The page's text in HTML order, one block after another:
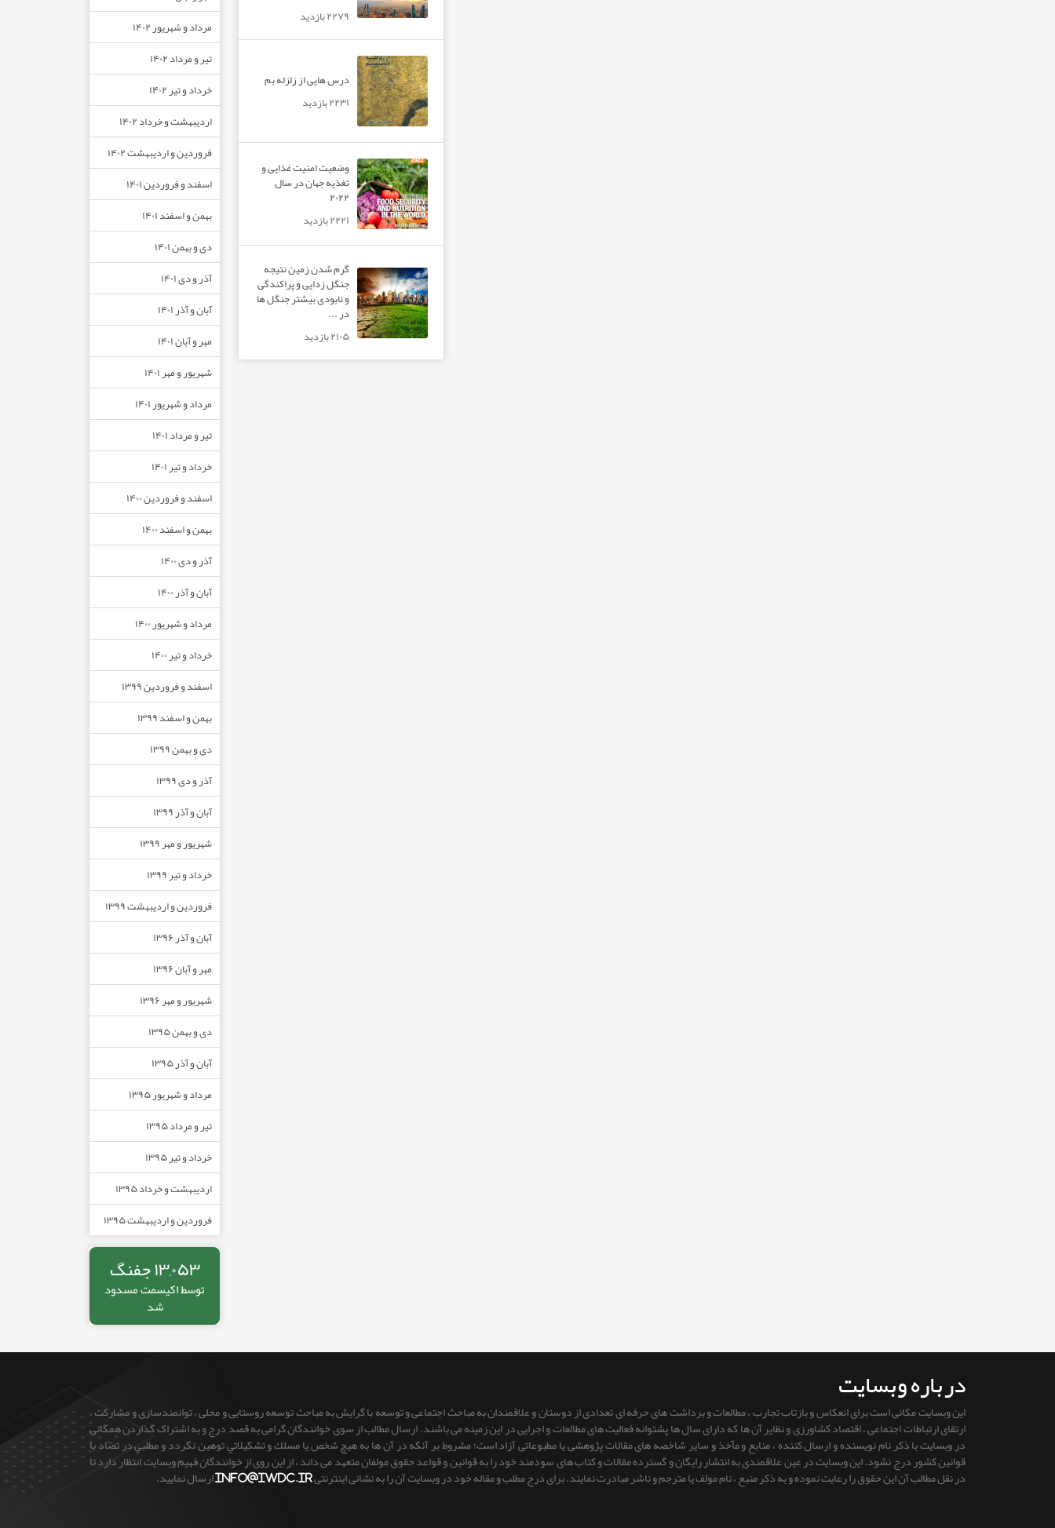
۲۲۷۹ بازدید
درس هایی از زلزله بم
۲۲۳۱ بازدید
وضعیت امنیت غذایی و
تغذیه جهان در سال
۲۰۲۲
۲۲۲۱ بازدید
گرم شدن زمین نتیجه
جنگل زدایی و پراکندگی
و نابودی بیشتر جنگل ها
در ...
۲۱۰۵ بازدید
مرداد و شهریور ۱۴۰۲
تیر و مرداد ۱۴۰۲
خرداد و تیر ۱۴۰۲
اردیبهشت و خرداد ۱۴۰۲
فروردین و اردیبهشت ۱۴۰۲
اسفند و فروردین ۱۴۰۱
بهمن و اسفند ۱۴۰۱
دی و بهمن ۱۴۰۱
آذر و دی ۱۴۰۱
آبان و آذر ۱۴۰۱
مهر و آبان ۱۴۰۱
شهریور و مهر ۱۴۰۱
مرداد و شهریور ۱۴۰۱
تیر و مرداد ۱۴۰۱
خرداد و تیر ۱۴۰۱
اسفند و فروردین ۱۴۰۰
بهمن و اسفند ۱۴۰۰
آذر و دی ۱۴۰۰
آبان و آذر ۱۴۰۰
مرداد و شهریور ۱۴۰۰
خرداد و تیر ۱۴۰۰
اسفند و فروردین ۱۳۹۹
بهمن و اسفند ۱۳۹۹
دی و بهمن ۱۳۹۹
آذر و دی ۱۳۹۹
آبان و آذر ۱۳۹۹
شهریور و مهر ۱۳۹۹
خرداد و تیر ۱۳۹۹
فروردین و اردیبهشت ۱۳۹۹
آبان و آذر ۱۳۹۶
مهر و آبان ۱۳۹۶
شهریور و مهر ۱۳۹۶
دی و بهمن ۱۳۹۵
آبان و آذر ۱۳۹۵
مرداد و شهریور ۱۳۹۵
تیر و مرداد ۱۳۹۵
خرداد و تیر ۱۳۹۵
اردیبهشت و خرداد ۱۳۹۵
فروردین و اردیبهشت ۱۳۹۵
۱۳,۰۵۳ جفنگ
توسط اکیسمت مسدود
شد
درباره وبسایت
این وبسایت مکانی است برای انعکاس و بازتاب تجارب ، مطالعات و برداشت های حرفه ای تعدادی از دوستان و علاقمندان به مباحث اجتماعی و توسعه با گرایش به مباحث توسعه روستایی و محلی ، توانمندسازی و مشارکت ،
ارتقای ارتباطات اجتماعی ، اقتصاد کشاورزی و نظایر آن ها که دارای سال ها پشتوانه فعالیت های مطالعات و اجرایی در این زمینه می باشند. ارسال مطالب از سوی خوانندگان گرامی به قصد درج و به اشتراک گذاردن همگانی
در وبسایت با ذکر نام نویسنده و ارسال کننده ، منابع و مآخذ و سایر شاخصه های مقالات پژوهشی یا مطبوعاتی آزاد است؛ مشروط بر آنكه در آن ها به هيچ شخص يا مسلك و تشكيلاتي توهين نگردد و مطلبي در تضاد با
قوانين كشور درج نشود. این وبسایت در عین علاقمندی به انتشار رایگان و گسترده مقالات و کتاب های سودمند خود را به قوانین و قواعد حقوق مولفان متعهد می داند ، از این روی از خوانندگان فهیم وبسایت انتظار دارد تا
در نقل مطالب آن این حقوق را رعایت نموده و به ذکر منبع ، نام مولف یا مترجم و ناشر مبادرت نمایند. برای درج مطلب و مقاله خود در وبسایت آن را به نشانی اینترنتیinfo@iwdc.irارسال نمایید.